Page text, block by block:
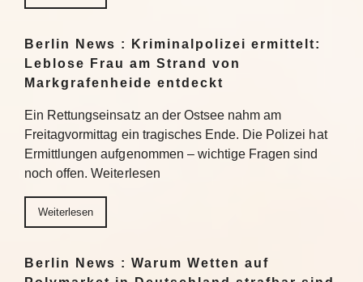
Berlin News : Kriminalpolizei ermittelt:
Leblose Frau am Strand von
Markgrafenheide entdeckt
Ein Rettungseinsatz an der Ostsee nahm am
Freitagvormittag ein tragisches Ende. Die Polizei hat
Ermittlungen aufgenommen – wichtige Fragen sind
noch offen. Weiterlesen
Weiterlesen
Berlin News : Warum Wetten auf